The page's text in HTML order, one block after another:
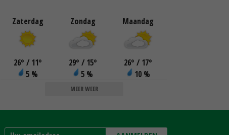
Zaterdag
26° / 11°
5 %
Zondag
29° / 15°
5 %
Maandag
26° / 17°
10 %
MEER WEER